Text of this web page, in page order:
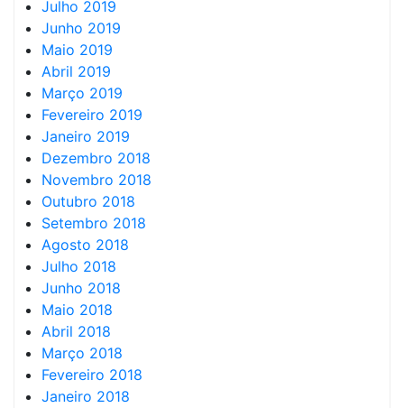
Julho 2019
Junho 2019
Maio 2019
Abril 2019
Março 2019
Fevereiro 2019
Janeiro 2019
Dezembro 2018
Novembro 2018
Outubro 2018
Setembro 2018
Agosto 2018
Julho 2018
Junho 2018
Maio 2018
Abril 2018
Março 2018
Fevereiro 2018
Janeiro 2018